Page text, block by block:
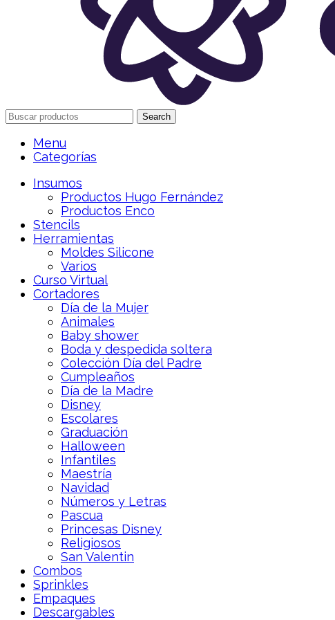
Search
Menu
Categorías
Insumos
Productos Hugo Fernández
Productos Enco
Stencils
Herramientas
Moldes Silicone
Varios
Curso Virtual
Cortadores
Día de la Mujer
Animales
Baby shower
Boda y despedida soltera
Colección Día del Padre
Cumpleaños
Día de la Madre
Disney
Escolares
Graduación
Halloween
Infantiles
Maestría
Navidad
Números y Letras
Pascua
Princesas Disney
Religiosos
San Valentin
Combos
Sprinkles
Empaques
Descargables